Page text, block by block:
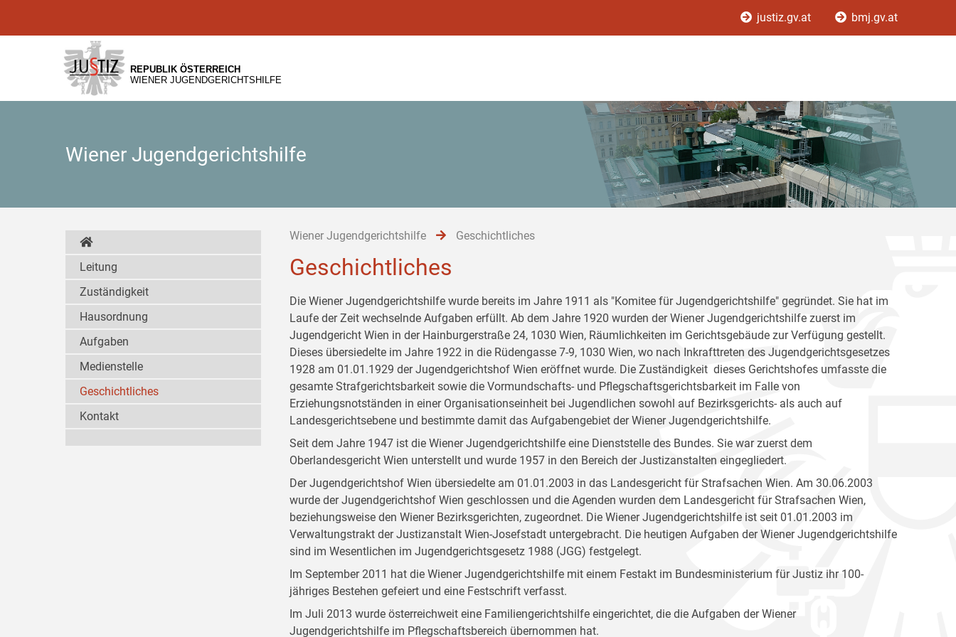
[1]
[2]
[3]
justiz.gv.at bmj.gv.at
REPUBLIK ÖSTERREICH
WIENER JUGENDGERICHTSHILFE
Wiener Jugendgerichtshilfe
Wiener Jugendgerichtshilfe Geschichtliches
Geschichtliches
Die Wiener Jugendgerichtshilfe wurde bereits im Jahre 1911 als "Komitee für Jugendgerichtshilfe" gegründet. Sie hat im
Laufe der Zeit wechselnde Aufgaben erfüllt. Ab dem Jahre 1920 wurden der Wiener Jugendgerichtshilfe zuerst im
Jugendgericht Wien in der Hainburgerstraße 24, 1030 Wien, Räumlichkeiten im Gerichtsgebäude zur Verfügung gestellt.
Dieses übersiedelte im Jahre 1922 in die Rüdengasse 7-9, 1030 Wien, wo nach Inkrafttreten des Jugendgerichtsgesetzes
1928 am 01.01.1929 der Jugendgerichtshof Wien eröffnet wurde. Die Zuständigkeit dieses Gerichtshofes umfasste die
gesamte Strafgerichtsbarkeit sowie die Vormundschafts- und Pflegschaftsgerichtsbarkeit im Falle von
Erziehungsnotständen in einer Organisationseinheit bei Jugendlichen sowohl auf Bezirksgerichts- als auch auf
Landesgerichtsebene und bestimmte damit das Aufgabengebiet der Wiener Jugendgerichtshilfe.
Seit dem Jahre 1947 ist die Wiener Jugendgerichtshilfe eine Dienststelle des Bundes. Sie war zuerst dem
Oberlandesgericht Wien unterstellt und wurde 1957 in den Bereich der Justizanstalten eingegliedert.
Der Jugendgerichtshof Wien übersiedelte am 01.01.2003 in das Landesgericht für Strafsachen Wien. Am 30.06.2003
wurde der Jugendgerichtshof Wien geschlossen und die Agenden wurden dem Landesgericht für Strafsachen Wien,
beziehungsweise den Wiener Bezirksgerichten, zugeordnet. Die Wiener Jugendgerichtshilfe ist seit 01.01.2003 im
Verwaltungstrakt der Justizanstalt Wien-Josefstadt untergebracht. Die heutigen Aufgaben der Wiener Jugendgerichtshilfe
sind im Wesentlichen im Jugendgerichtsgesetz 1988 (JGG) festgelegt.
Im September 2011 hat die Wiener Jugendgerichtshilfe mit einem Festakt im Bundesministerium für Justiz ihr 100-
jähriges Bestehen gefeiert und eine Festschrift verfasst.
Im Juli 2013 wurde österreichweit eine Familiengerichtshilfe eingerichtet, die die Aufgaben der Wiener
Jugendgerichtshilfe im Pflegschaftsbereich übernommen hat.
Leitung
Zuständigkeit
Hausordnung
Aufgaben
Medienstelle
Geschichtliches
Kontakt